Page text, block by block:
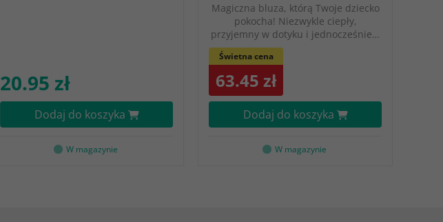
20.95 zł
Dodaj do koszyka
W magazynie
Magiczna bluza, którą Twoje dziecko
pokocha! Niezwykle ciepły,
przyjemny w dotyku i jednocześnie…
Świetna cena
63.45 zł
Dodaj do koszyka
W magazynie